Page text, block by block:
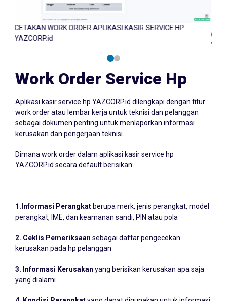
CETAKAN WORK ORDER APLIKASI KASIR SERVICE HP
Work Order Service Hp
Aplikasi kasir service hp YAZCORP.id dilengkapi dengan fitur
work order atau lembar kerja untuk teknisi dan pelanggan
sebagai dokumen penting untuk menlaporkan informasi
kerusakan dan pengerjaan teknisi.
Dimana work order dalam aplikasi kasir service hp
1.Informasi Perangkat
berupa merk, jenis perangkat, model
perangkat, IME, dan keamanan sandi, PIN atau pola
2. Ceklis Pemeriksaan
sebagai daftar pengecekan
kerusakan pada hp pelanggan
3. Informasi Kerusakan
yang berisikan kerusakan apa saja
yang dialami